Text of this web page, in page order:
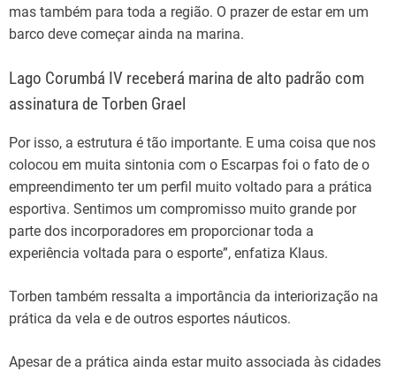
mas também para toda a região. O prazer de estar em um
barco deve começar ainda na marina.
Lago Corumbá IV receberá marina de alto padrão com
assinatura de Torben Grael
Por isso, a estrutura é tão importante. E uma coisa que nos
colocou em muita sintonia com o Escarpas foi o fato de o
empreendimento ter um perfil muito voltado para a prática
esportiva. Sentimos um compromisso muito grande por
parte dos incorporadores em proporcionar toda a
experiência voltada para o esporte”, enfatiza Klaus.
Torben também ressalta a importância da interiorização na
prática da vela e de outros esportes náuticos.
Apesar de a prática ainda estar muito associada às cidades